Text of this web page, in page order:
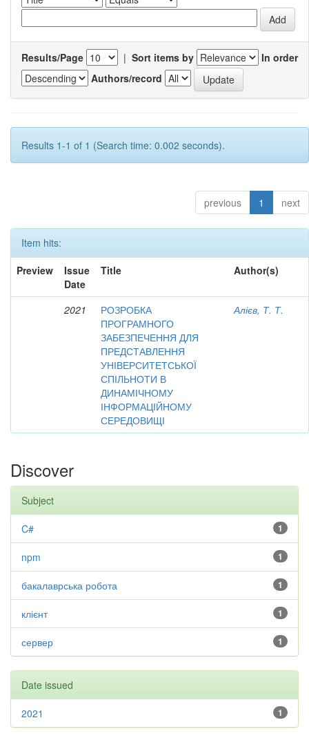
Results/Page | Sort items by
In order
Authors/record
Results 1-1 of 1 (Search time: 0.002 seconds).
previous 1 next
Item hits:
Preview
Issue
Date
Title Author(s)
2021
РОЗРОБКА
ПРОГРАМНОГО
ЗАБЕЗПЕЧЕННЯ ДЛЯ
ПРЕДСТАВЛЕННЯ
УНІВЕРСИТЕТСЬКОЇ
СПІЛЬНОТИ В
ДИНАМІЧНОМУ
ІНФОРМАЦІЙНОМУ
СЕРЕДОВИЩІ
Алієв, Т. Т.
Discover
Subject
1
C#
1
npm
1
бакалаврська робота
1
клієнт
1
сервер
Date issued
1
2021